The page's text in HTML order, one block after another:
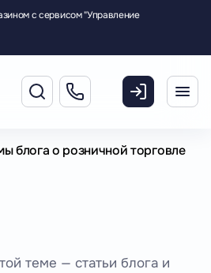
с сервисом "Управление
блога о розничной торговле
теме — статьи блога и